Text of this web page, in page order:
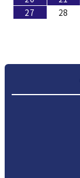
27
28